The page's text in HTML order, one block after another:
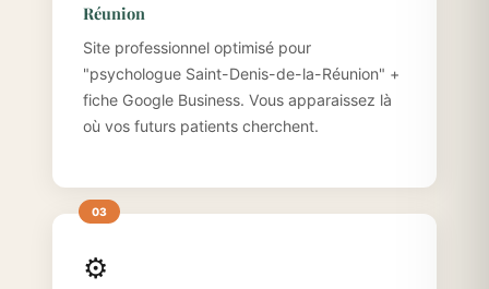
Réunion
Site professionnel optimisé pour
"psychologue Saint-Denis-de-la-Réunion" +
fiche Google Business. Vous apparaissez là
où vos futurs patients cherchent.
⚙️